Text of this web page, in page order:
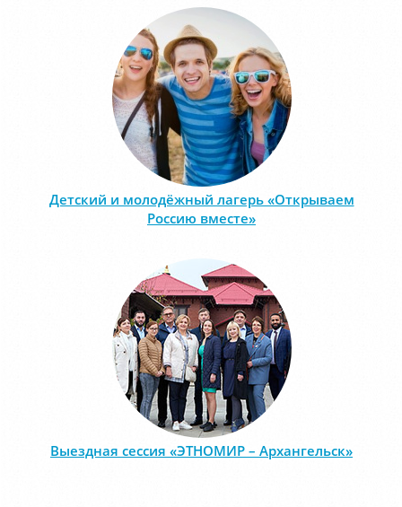
Детский и молодёжный лагерь «Открываем
Россию вместе»
Выездная сессия «ЭТНОМИР – Архангельск»